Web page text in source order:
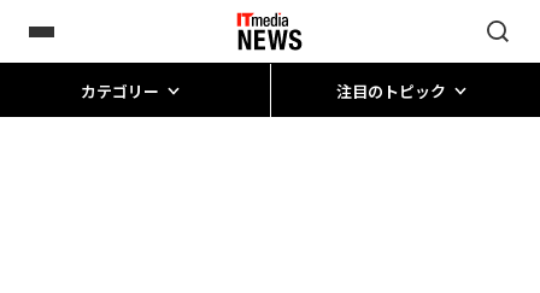
カテゴリー 注目のトピック